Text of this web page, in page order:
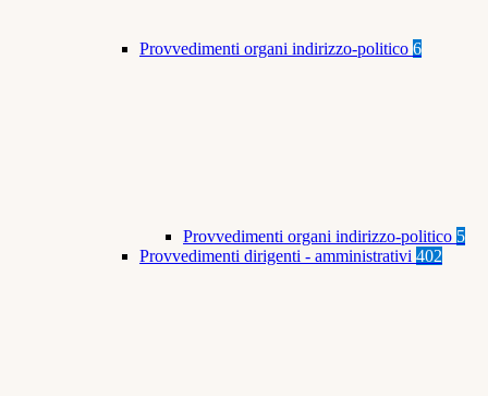
Provvedimenti organi indirizzo-politico 6
Provvedimenti organi indirizzo-politico 5
Provvedimenti dirigenti - amministrativi 402